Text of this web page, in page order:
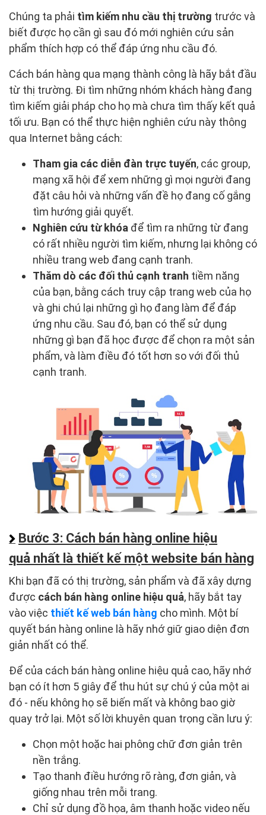
Chúng ta phải tìm kiếm nhu cầu thị trường trước và
biết được họ cần gì sau đó mới nghiên cứu sản
phẩm thích hợp có thể đáp ứng nhu cầu đó.
Cách bán hàng qua mạng thành công là hãy bắt đầu
từ thị trường. Đi tìm những nhóm khách hàng đang
tìm kiếm giải pháp cho họ mà chưa tìm thấy kết quả
tối ưu. Bạn có thể thực hiện nghiên cứu này thông
qua Internet bằng cách:
Tham gia các diễn đàn trực tuyến, các group,
mạng xã hội để xem những gì mọi người đang
đặt câu hỏi và những vấn đề họ đang cố gắng
tìm hướng giải quyết.
Nghiên cứu từ khóa để tìm ra những từ đang
có rất nhiều người tìm kiếm, nhưng lại không có
nhiều trang web đang cạnh tranh.
Thăm dò các đối thủ cạnh tranh tiềm năng
của bạn, bằng cách truy cập trang web của họ
và ghi chú lại những gì họ đang làm để đáp
ứng nhu cầu. Sau đó, bạn có thể sử dụng
những gì bạn đã học được để chọn ra một sản
phẩm, và làm điều đó tốt hơn so với đối thủ
cạnh tranh.
Bước 3: Cách bán hàng online hiệu
quả nhất là thiết kế một website bán hàng
Khi bạn đã có thị trường, sản phẩm và đã xây dựng
được cách bán hàng online hiệu quả, hãy bắt tay
vào việc thiết kế web bán hàng cho mình. Một bí
quyết bán hàng online là hãy nhớ giữ giao diện đơn
giản nhất có thể.
Để của cách bán hàng online hiệu quả cao, hãy nhớ
bạn có ít hơn 5 giây để thu hút sự chú ý của một ai
đó - nếu không họ sẽ biến mất và không bao giờ
quay trở lại. Một số lời khuyên quan trọng cần lưu ý:
Chọn một hoặc hai phông chữ đơn giản trên
nền trắng.
Tạo thanh điều hướng rõ ràng, đơn giản, và
giống nhau trên mỗi trang.
Chỉ sử dụng đồ họa, âm thanh hoặc video nếu